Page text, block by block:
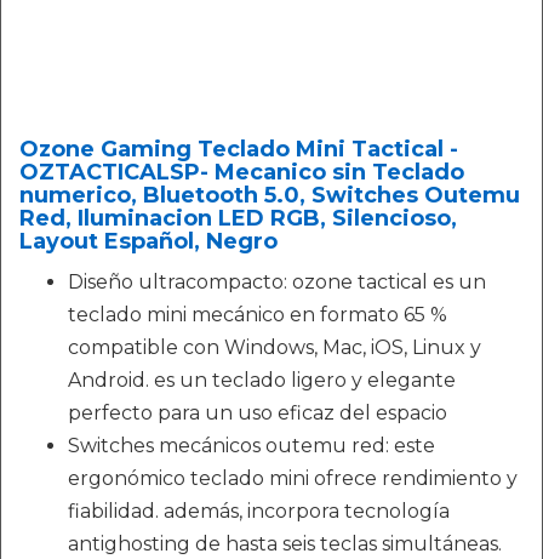
Ozone Gaming Teclado Mini Tactical -
OZTACTICALSP- Mecanico sin Teclado
numerico, Bluetooth 5.0, Switches Outemu
Red, Iluminacion LED RGB, Silencioso,
Layout Español, Negro
Diseño ultracompacto: ozone tactical es un
teclado mini mecánico en formato 65 %
compatible con Windows, Mac, iOS, Linux y
Android. es un teclado ligero y elegante
perfecto para un uso eficaz del espacio
Switches mecánicos outemu red: este
ergonómico teclado mini ofrece rendimiento y
fiabilidad. además, incorpora tecnología
antighosting de hasta seis teclas simultáneas.